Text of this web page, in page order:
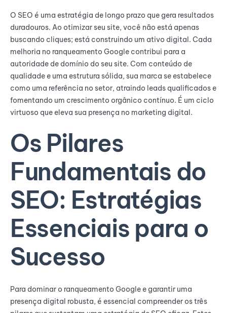
O SEO é uma estratégia de longo prazo que gera resultados
duradouros. Ao otimizar seu site, você não está apenas
buscando cliques; está construindo um ativo digital. Cada
melhoria no ranqueamento Google contribui para a
autoridade de domínio do seu site. Com conteúdo de
qualidade e uma estrutura sólida, sua marca se estabelece
como uma referência no setor, atraindo leads qualificados e
fomentando um crescimento orgânico contínuo. É um ciclo
virtuoso que eleva sua presença no marketing digital.
Os Pilares
Fundamentais do
SEO: Estratégias
Essenciais para o
Sucesso
Para dominar o ranqueamento Google e garantir uma
presença digital robusta, é essencial compreender os três